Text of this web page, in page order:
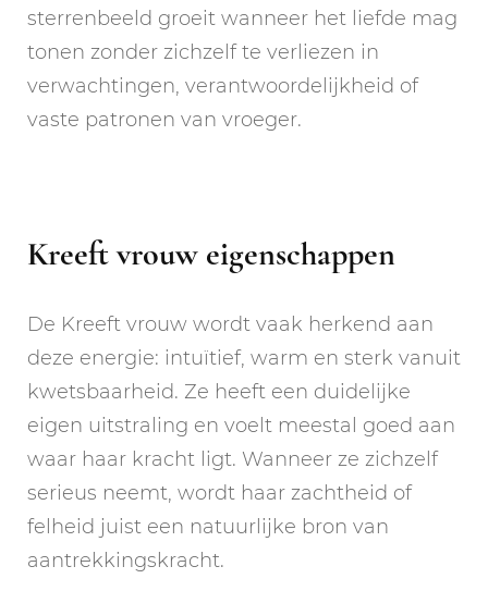
sterrenbeeld groeit wanneer het liefde mag
tonen zonder zichzelf te verliezen in
verwachtingen, verantwoordelijkheid of
vaste patronen van vroeger.
Kreeft vrouw eigenschappen
De Kreeft vrouw wordt vaak herkend aan
deze energie: intuïtief, warm en sterk vanuit
kwetsbaarheid. Ze heeft een duidelijke
eigen uitstraling en voelt meestal goed aan
waar haar kracht ligt. Wanneer ze zichzelf
serieus neemt, wordt haar zachtheid of
felheid juist een natuurlijke bron van
aantrekkingskracht.